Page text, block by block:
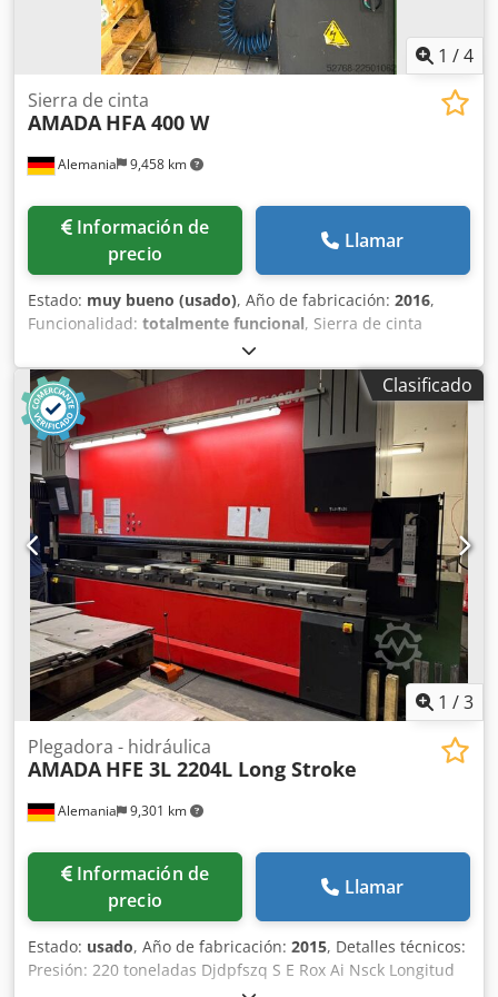
1 /4
Alemania 9,458 km
Sierra de cinta
AMADA HFA 400 W
Información de
precio
Llamar
Estado: muy bueno (usado), Año de fabricación: 2016,
Funcionalidad: totalmente funcional, Sierra de cinta
automática AMADA HFA 400 W (Año de fabricación: 2016)
Capacidad de corte: Diámetro, piezas redondas: 420 mm
Sección cuadrada: 400 x 400 mm Avance: 5 - 470 mm
Avance múltiple: hasta 9999 mm Transportador de virutas
Potencia del motor: 5,5 kW Dcedszrz Ahopfx Ai Njk
Velocidad de la hoja de sierra: 15 - 90 m/min, regulable de
forma continua Contador de piezas Peso: 2200 kg *La
sierra se encuentra en muy buen estado y es totalmente
funcional.*
Clasificado
1 /3
Alemania 9,301 km
Plegadora - hidráulica
AMADA HFE 3L 2204L Long Stroke
Información de
precio
Llamar
Estado: usado, Año de fabricación: 2015, Detalles técnicos:
Presión: 220 toneladas Djdpfszq S E Rox Ai Nsck Longitud